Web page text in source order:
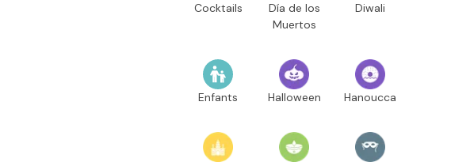
Cocktails
Día de los
Muertos
Diwali
Enfants Halloween Hanoucca